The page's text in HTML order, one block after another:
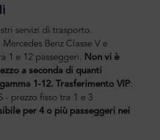
servizi di trasporto.
Mercedes Benz Classe V e
1 e 12 passeggeri. Non vi è
a seconda di quanti
1-12. Trasferimento VIP:
- prezzo fisso tra 1 e 3
per 4 o più passeggeri nei